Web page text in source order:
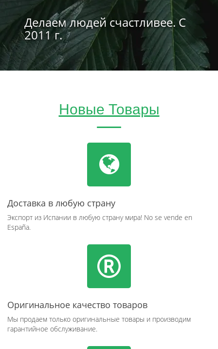
Делаем людей счастливее. С
2011 г.
Новые Товары
Доставка в любую страну
Экспорт из Испании в любую страну мира! No se vende en
España.
Оригинальное качество товаров
Мы продаем только оригинальные товары и производим
гарантийное обслуживание.